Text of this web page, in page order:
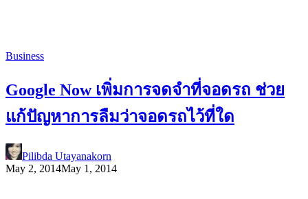
Business
Google Now เพิ่มการจดจำที่จอดรถ ช่วย
แก้ปัญหาการลืมว่าจอดรถไว้ที่ใด
Pilibda Utayanakorn
May 2, 2014May 1, 2014